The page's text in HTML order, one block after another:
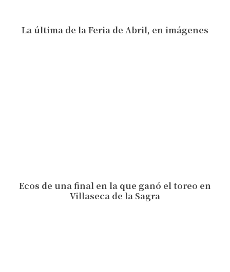
La última de la Feria de Abril, en imágenes
Ecos de una final en la que ganó el toreo en
Villaseca de la Sagra